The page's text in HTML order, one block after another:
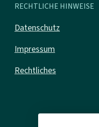
RECHTLICHE HINWEISE
Datenschutz
Impressum
Rechtliches